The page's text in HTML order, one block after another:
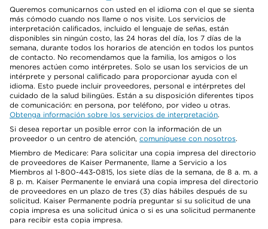
Queremos comunicarnos con usted en el idioma con el que se sienta
más cómodo cuando nos llame o nos visite. Los servicios de
interpretación calificados, incluido el lenguaje de señas, están
disponibles sin ningún costo, las 24 horas del día, los 7 días de la
semana, durante todos los horarios de atención en todos los puntos
de contacto. No recomendamos que la familia, los amigos o los
menores actúen como intérpretes. Solo se usan los servicios de un
intérprete y personal calificado para proporcionar ayuda con el
idioma. Esto puede incluir proveedores, personal e intérpretes del
cuidado de la salud bilingües. Están a su disposición diferentes tipos
de comunicación: en persona, por teléfono, por video u otras.
Obtenga información sobre los servicios de interpretación.
Si desea reportar un posible error con la información de un
proveedor o un centro de atención, comuníquese con nosotros.
Miembro de Medicare: Para solicitar una copia impresa del directorio
de proveedores de Kaiser Permanente, llame a Servicio a los
Miembros al 1-800-443-0815, los siete días de la semana, de 8 a. m. a
8 p. m. Kaiser Permanente le enviará una copia impresa del directorio
de proveedores en un plazo de tres (3) días hábiles después de su
solicitud. Kaiser Permanente podría preguntar si su solicitud de una
copia impresa es una solicitud única o si es una solicitud permanente
para recibir esta copia impresa.